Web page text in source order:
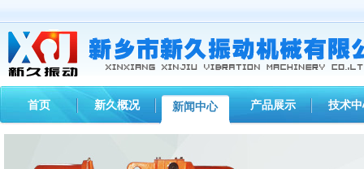
首页 新久概况 新闻中心 产品展示 技术